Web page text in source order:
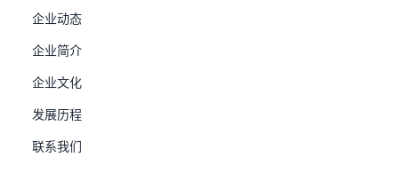
企业动态
企业简介
企业文化
发展历程
联系我们
细修复方案。
联系邮箱：product@uxsino.com
产品与解决方案